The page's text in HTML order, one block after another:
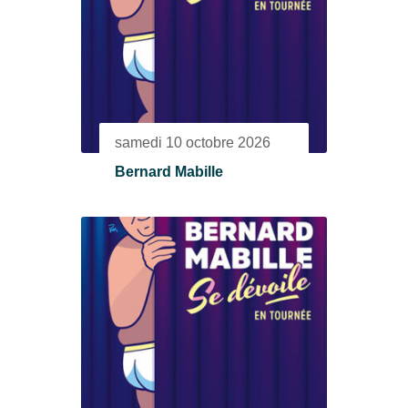
samedi 10 octobre 2026
Bernard Mabille